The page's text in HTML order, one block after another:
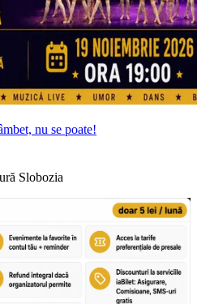
nu se poate!
Slobozia